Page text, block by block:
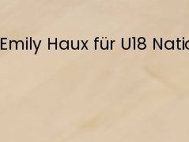
Emily Haux für U18